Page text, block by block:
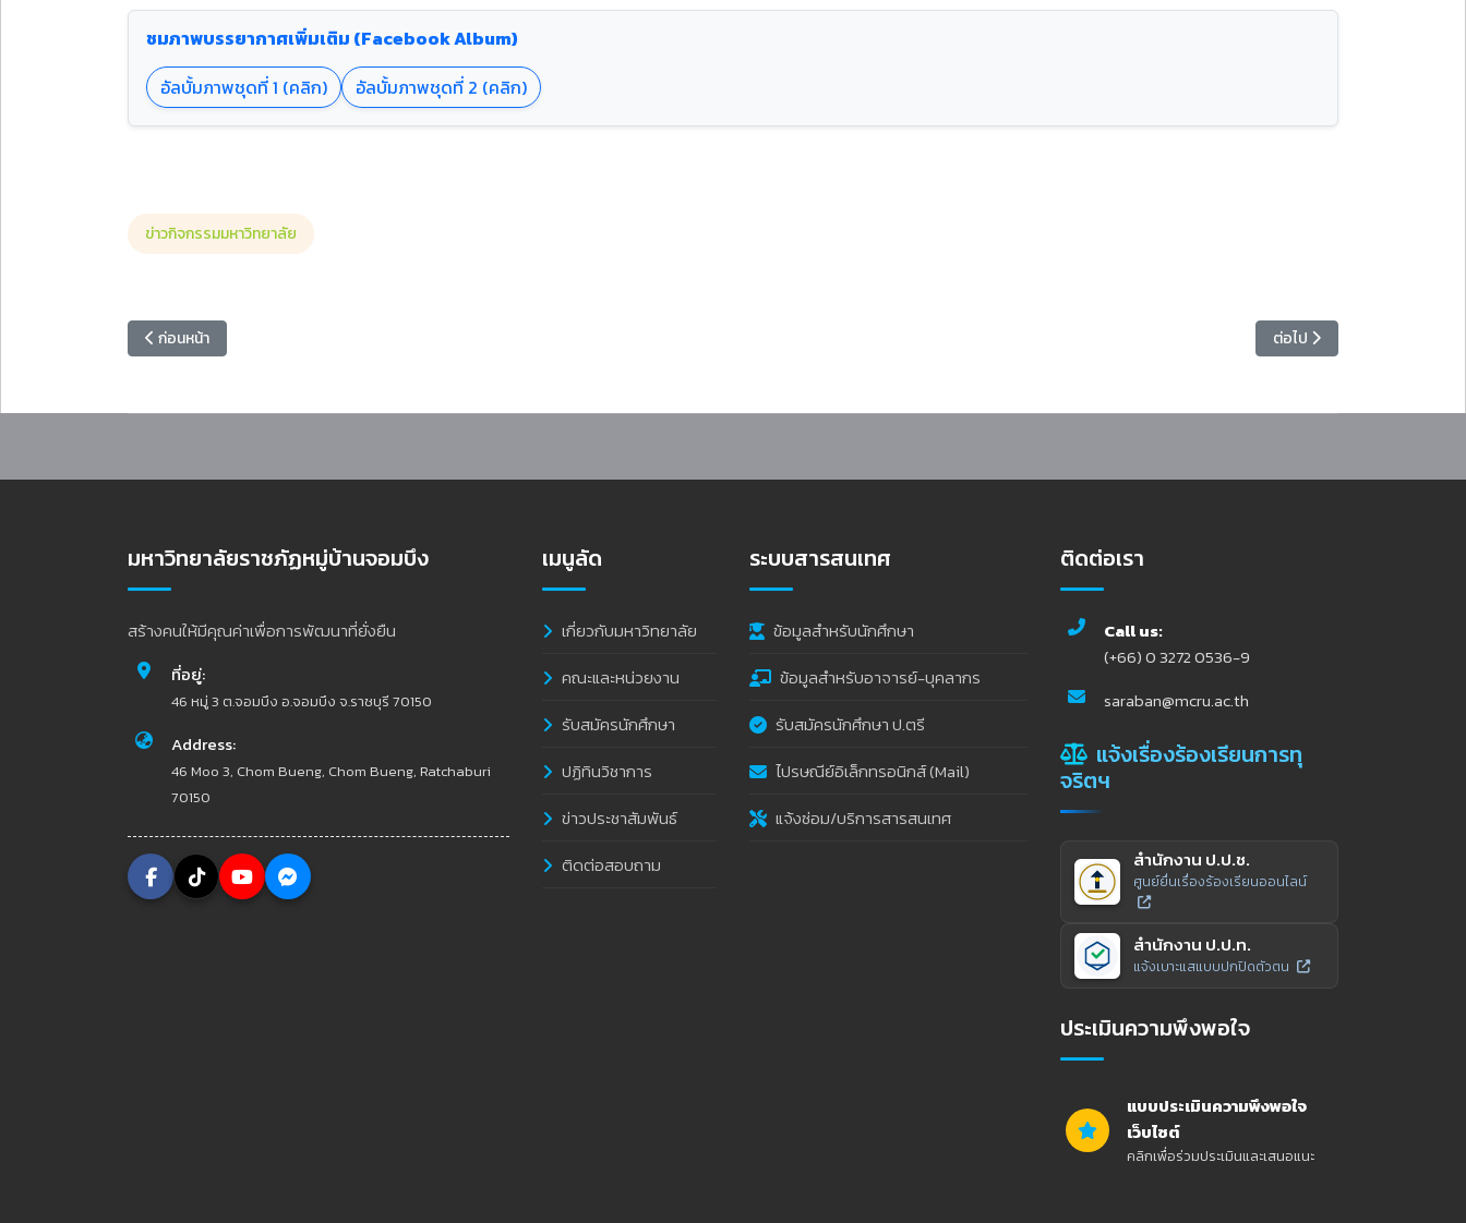
ชมภาพบรรยากาศเพิ่มเติม (Facebook Album)
อัลบั้มภาพชุดที่ 1 (คลิก)
อัลบั้มภาพชุดที่ 2 (คลิก)
ข่าวกิจกรรมมหาวิทยาลัย
เนื้อหาก่อนหน้า: เวทีเสวนา “สานพลังชุมชน การจัดงานวิ่งเพื่อการพัฒนาที่ยั่งยืน” จอมบึงมาราธอน ครั้งที่ 39
ก่อนหน้า เนื้อหาถัดไป: การแข่งขันชกม
ต่อไป
มหาวิทยาลัยราชภัฏหมู่บ้านจอมบึง
สร้างคนให้มีคุณค่าเพื่อการพัฒนาที่ยั่งยืน
ที่อยู่:
46 หมู่ 3 ต.จอมบึง อ.จอมบึง จ.ราชบุรี 70150
Address:
46 Moo 3, Chom Bueng, Chom Bueng, Ratchaburi
70150
เมนูลัด
เกี่ยวกับมหาวิทยาลัย
คณะและหน่วยงาน
รับสมัครนักศึกษา
ปฏิทินวิชาการ
ข่าวประชาสัมพันธ์
ติดต่อสอบถาม
ระบบสารสนเทศ
ข้อมูลสำหรับนักศึกษา
ข้อมูลสำหรับอาจารย์-บุคลากร
รับสมัครนักศึกษา ป.ตรี
ไปรษณีย์อิเล็กทรอนิกส์ (Mail)
แจ้งซ่อม/บริการสารสนเทศ
ติดต่อเรา
Call us:
(+66) 0 3272 0536-9
saraban@mcru.ac.th
แจ้งเรื่องร้องเรียนการทุ
จริตฯ
สำนักงาน ป.ป.ช.
ศูนย์ยื่นเรื่องร้องเรียนออนไลน์
สำนักงาน ป.ป.ท.
แจ้งเบาะแสแบบปกปิดตัวตน
ประเมินความพึงพอใจ
แบบประเมินความพึงพอใจ
เว็บไซต์
คลิกเพื่อร่วมประเมินและเสนอแนะ